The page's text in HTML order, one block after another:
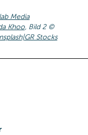
Media
Khoo, Bild 2 ©
Stocks